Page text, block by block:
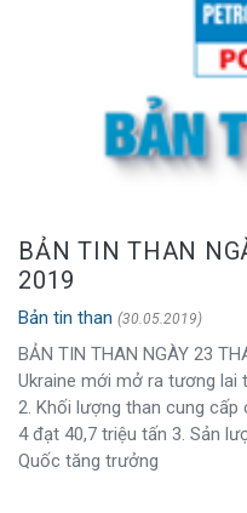
BẢN TIN THAN
2019
Bản tin than (30.05.2019)
BẢN TIN THAN NGÀY 23
Ukraine mới mở ra tương lai
2. Khối lượng than cung
4 đạt 40,7 triệu tấn 3. Sản
Quốc tăng trưởng